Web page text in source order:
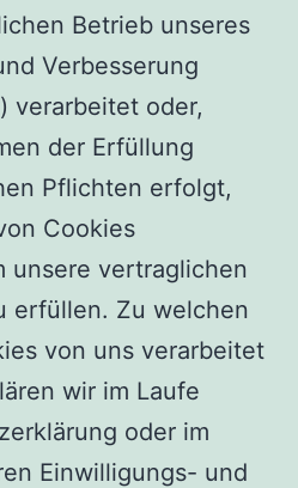
Betrieb unseres
Verbesserung
verarbeitet oder,
der Erfüllung
Pflichten erfolgt,
Cookies
unsere vertraglichen
erfüllen. Zu welchen
von uns verarbeitet
wir im Laufe
oder im
Einwilligungs- und